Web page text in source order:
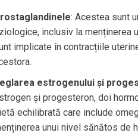
: Acestea sunt
inclusiv la menținerea
implicate în contracțiile
estrogenului și
și progesteron, doi
echilibrată care include
unui nivel sănătos de